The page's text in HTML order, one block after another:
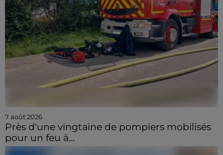
7 août 2026
Près d'une vingtaine de pompiers mobilisés
pour un feu à...